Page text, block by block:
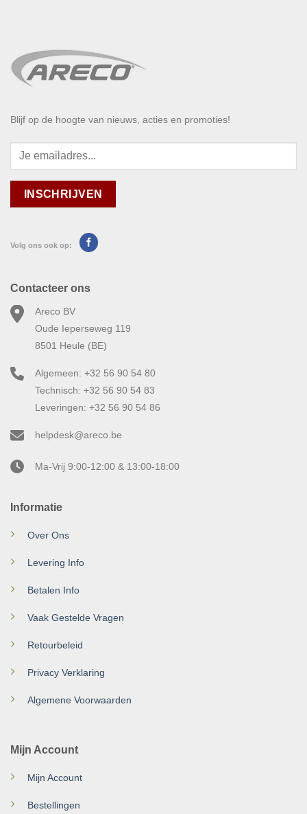
Blijf op de hoogte van nieuws, acties en promoties!
Volg ons ook op:
Informatie
Over Ons
Levering Info
Betalen Info
Vaak Gestelde Vragen
Retourbeleid
Privacy Verklaring
Algemene Voorwaarden
Mijn Account
Mijn Account
Bestellingen
Contacteer ons
Areco BV
Oude Ieperseweg 119
8501 Heule (BE)
Algemeen: +32 56 90 54 80
Technisch: +32 56 90 54 83
Leveringen: +32 56 90 54 86
helpdesk@areco.be
Ma-Vrij 9:00-12:00 & 13:00-18:00